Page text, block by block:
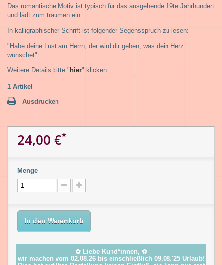
Das romantische Motiv ist typisch für das ausgehende 19te Jahrhundert
und lädt zum träumen ein.
In kalligraphischer Schrift ist folgender Segensspruch zu lesen:
"Habe deine Lust am Herrn, der wird dir geben, was dein Herz
wünschet".
Weitere Details bitte "hier" klicken.
1 Artikel
Ausdrucken
24,00 €*
Menge
In den Warenkorb
✿ Liebe Kund*innen, ✿
wir machen vom 02.08.26 bis einschließlich 09.08.'25 Urlaub!